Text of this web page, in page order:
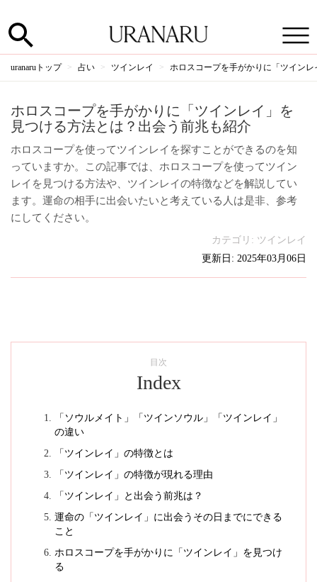
uranaruトップ 占い ツインレイ ホロスコープを手がかりに「ツイン
ホロスコープを手がかりに「ツインレイ」を
見つける方法とは？出会う前兆も紹介
ホロスコープを使ってツインレイを探すことができるのを知
っていますか。この記事では、ホロスコープを使ってツイン
レイを見つける方法や、ツインレイの特徴などを解説してい
ます。運命の相手に出会いたいと考えている人は是非、参考
にしてください。
カテゴリ: ツインレイ
更新日: 2025年03月06日
目次
Index
「ソウルメイト」「ツインソウル」「ツインレイ」
の違い
「ツインレイ」の特徴とは
「ツインレイ」の特徴が現れる理由
「ツインレイ」と出会う前兆は？
運命の「ツインレイ」に出会うその日までにできる
こと
ホロスコープを手がかりに「ツインレイ」を見つけ
る